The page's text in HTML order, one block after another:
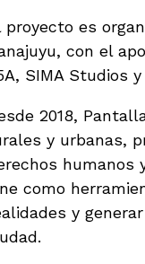
proyecto es
con el
SIMA Studios
2018,
y urbanas,
humanos
como
y